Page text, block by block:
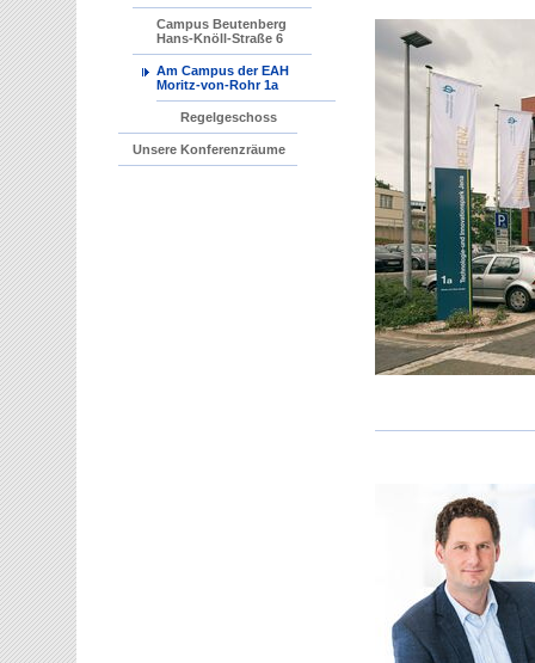
Campus Beutenberg
Hans-Knöll-Straße 6
Am Campus der EAH
Moritz-von-Rohr 1a
Regelgeschoss
Unsere Konferenzräume